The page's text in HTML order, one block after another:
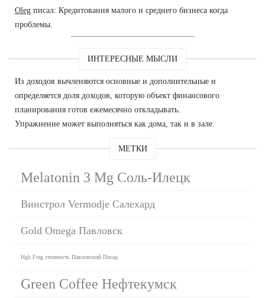
Oleg писал: Кредитования малого и среднего бизнеса когда
проблемы.
ИНТЕРЕСНЫЕ МЫСЛИ
Из доходов вычленяются основные и дополнительные и
определяется доля доходов, которую объект финансового
планирования готов ежемесячно откладывать.
Упражнение может выполняться как дома, так и в зале.
МЕТКИ
Melatonin 3 Mg Соль-Илецк
Винстрол Vermodje Салехард
Gold Omega Павловск
Hgh Frag стоимость Павловский Посад
Green Coffee Нефтекумск